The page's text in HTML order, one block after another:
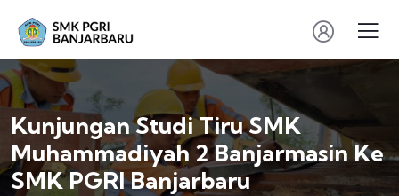
Kunjungan Studi Tiru SMK
Muhammadiyah 2 Banjarmasin Ke
SMK PGRI Banjarbaru